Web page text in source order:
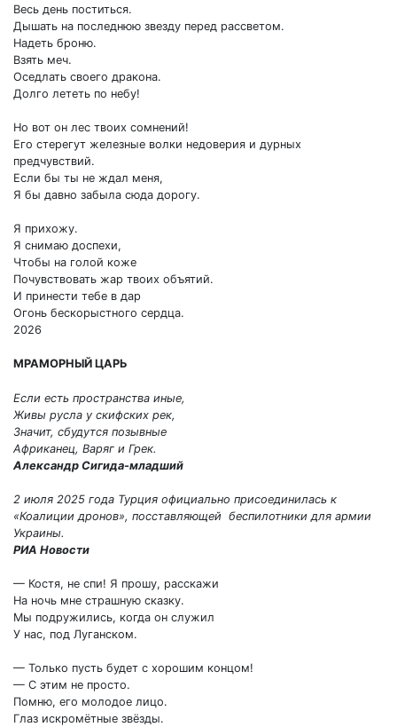
Весь день поститься.
Дышать на последнюю звезду перед рассветом.
Надеть броню.
Взять меч.
Оседлать своего дракона.
Долго лететь по небу!
Но вот он лес твоих сомнений!
Его стерегут железные волки недоверия и дурных
предчувствий.
Если бы ты не ждал меня,
Я бы давно забыла сюда дорогу.
Я прихожу.
Я снимаю доспехи,
Чтобы на голой коже
Почувствовать жар твоих объятий.
И принести тебе в дар
Огонь бескорыстного сердца.
2026
МРАМОРНЫЙ ЦАРЬ
Если есть пространства иные,
Живы русла у скифских рек,
Значит, сбудутся позывные
Африканец, Варяг и Грек.
Александр Сигида-младший
2 июля 2025 года Турция официально присоединилась к
«Коалиции дронов», посставляющей беспилотники для армии
Украины.
РИА Новости
— Костя, не спи! Я прошу, расскажи
На ночь мне страшную сказку.
Мы подружились, когда он служил
У нас, под Луганском.
— Только пусть будет с хорошим концом!
— С этим не просто.
Помню, его молодое лицо.
Глаз искромётные звёзды.